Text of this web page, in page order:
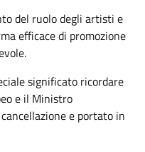
del ruolo degli artisti e
efficace di promozione
significato ricordare
e il Ministro
e portato in